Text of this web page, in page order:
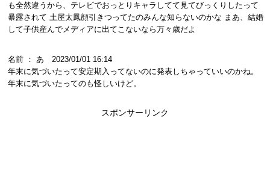
も全然違うから、テレビでおっとりキャラしてて見てびっくりしたって
暴露されて 土屋太鳳顔引きつってたのみんな知らないのかな まあ、結婚
して子供産んでメディアに出てこないなら万々歳だよ
名前 ： あ 2023/01/01 16:14
年末に気づいたって安定期入ってないのに発表しちゃっていいのかね。
年末に気づいたってのも怪しいけど。
スポンサーリンク